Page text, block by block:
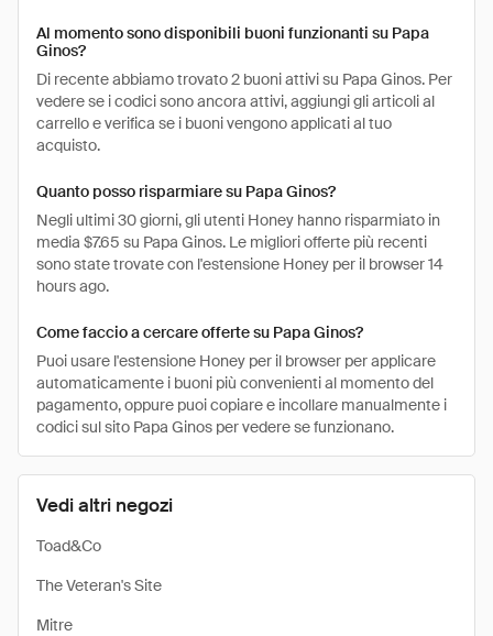
Vedi altri negozi
Toad&Co
The Veteran's Site
Mitre
Al momento sono disponibili buoni funzionanti su Papa
Ginos?
Di recente abbiamo trovato 2 buoni attivi su Papa Ginos. Per
vedere se i codici sono ancora attivi, aggiungi gli articoli al
carrello e verifica se i buoni vengono applicati al tuo
acquisto.
Quanto posso risparmiare su Papa Ginos?
Negli ultimi 30 giorni, gli utenti Honey hanno risparmiato in
media $7.65 su Papa Ginos. Le migliori offerte più recenti
sono state trovate con l'estensione Honey per il browser 14
hours ago.
Come faccio a cercare offerte su Papa Ginos?
Puoi usare l'estensione Honey per il browser per applicare
automaticamente i buoni più convenienti al momento del
pagamento, oppure puoi copiare e incollare manualmente i
codici sul sito Papa Ginos per vedere se funzionano.